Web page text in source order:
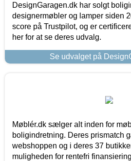
DesignGaragen.dk har solgt
designermøbler og lamper siden
score på Trustpilot, og er
her for at se deres udvalg.
Se udvalget på
Møblér.dk sælger alt inden for
boligindretning. Deres prismatch
webshoppen og i deres 37
muligheden for rentefri